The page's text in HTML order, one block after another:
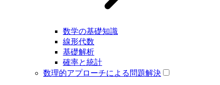
数学の基礎知識
線形代数
基礎解析
確率と統計
数理的アプローチによる問題解決